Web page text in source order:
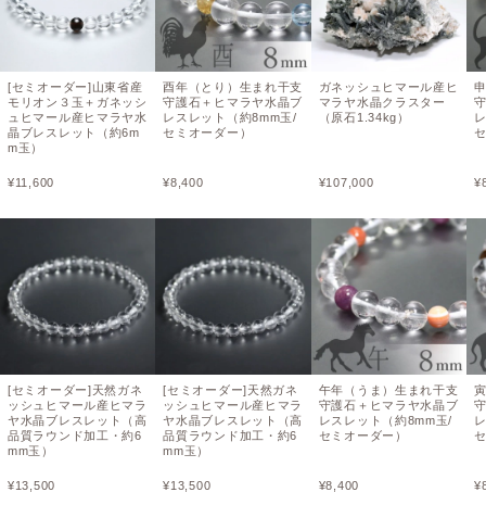
[セミオーダー]山東省産
モリオン３玉＋ガネッシ
ュヒマール産ヒマラヤ水
晶ブレスレット（約6m
m玉）
¥11,600
[セミオーダー]天然ガネ
ッシュヒマール産ヒマラ
ヤ水晶ブレスレット（高
品質ラウンド加工・約6
mm玉）
¥13,500
酉年（とり）生まれ干支
守護石＋ヒマラヤ水晶ブ
レスレット（約8mm玉/
セミオーダー）
¥8,400
[セミオーダー]天然ガネ
ッシュヒマール産ヒマラ
ヤ水晶ブレスレット（高
品質ラウンド加工・約6
mm玉）
¥13,500
ガネッシュヒマール産ヒ
マラヤ水晶クラスター
（原石1.34kg）
¥107,000
午年（うま）生まれ干支
守護石＋ヒマラヤ水晶ブ
レスレット（約8mm玉/
セミオーダー）
¥8,400
¥
¥